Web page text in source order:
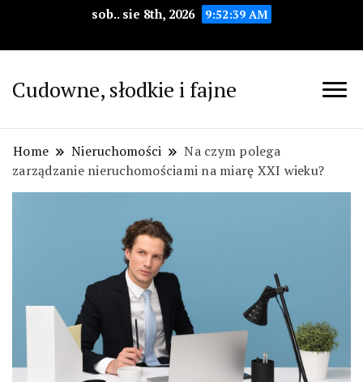
sob.. sie 8th, 2026 9:52:40 AM
Cudowne, słodkie i fajne
Home Nieruchomości
Na czym polega
zarządzanie nieruchomościami na miarę XXI wieku?